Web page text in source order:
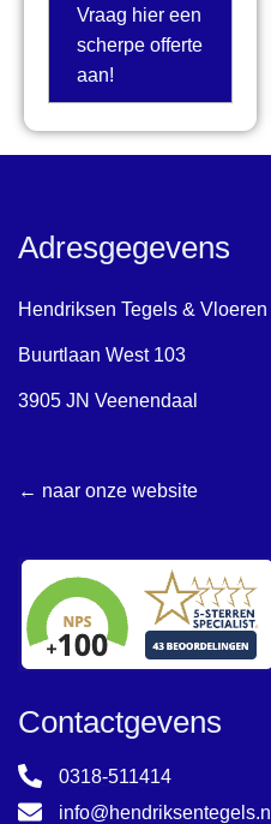
Vraag hier een
scherpe offerte
aan!
Adresgegevens
Hendriksen Tegels & Vloeren
Buurtlaan West 103
3905 JN Veenendaal
← naar onze website
Contactgevens
0318-511414
info@hendriksentegels.nl